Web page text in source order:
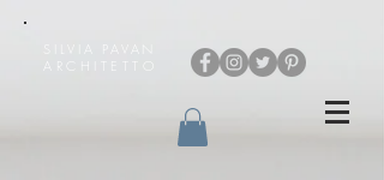
SILVIA PAVAN
ARCHITETTO